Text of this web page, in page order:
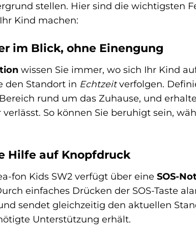
stellen. Hier sind die wichtigsten
Kind machen:
im Blick, ohne Einengung
wissen Sie immer, wo sich Ihr Kind
den Standort in Echtzeitverfolgen.
rund um das Zuhause, und
So können Sie beruhigt sein,
Hilfe auf Knopfdruck
fon Kids SW2 verfügt über eine SOS-
einfaches Drücken der SOS-Taste
sendet gleichzeitig den aktuellen
Unterstützung erhält.